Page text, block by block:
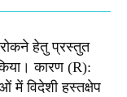
रोकने हेतु प्रस्तुत
कारण (R):
में विदेशी हस्तक्षेप